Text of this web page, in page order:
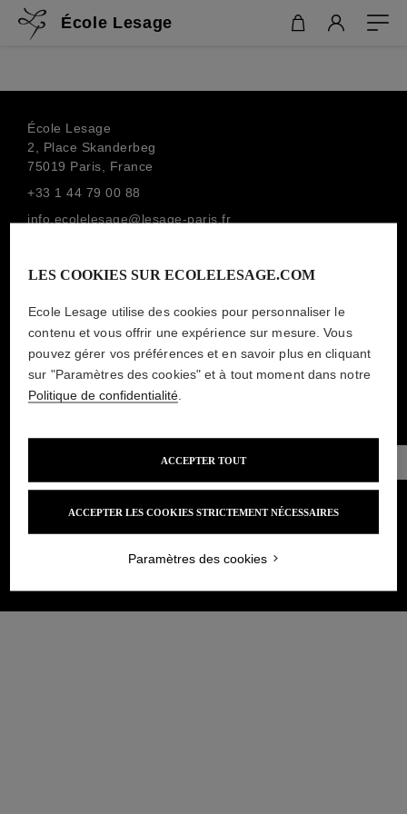
École Lesage
École Lesage
2, Place Skanderbeg
75019 Paris, France
+33 1 44 79 00 88
info.ecolelesage@lesage-paris.fr
MAISON LESAGE
MENTIONS LÉGALES
POLITIQUE DE CONFIDENTIALITÉ
CONDITIONS GÉNÉRALES DE VENTE
LES COOKIES SUR ECOLELESAGE.COM
Ecole Lesage utilise des cookies pour personnaliser le
contenu et vous offrir une expérience sur mesure. Vous
pouvez gérer vos préférences et en savoir plus en cliquant
sur "Paramètres des cookies" et à tout moment dans notre
Politique de confidentialité
ACCEPTER LES COOKIES STRICTEMENT NÉCESSAIRES
ACCEPTER TOUT
Paramètres des cookies